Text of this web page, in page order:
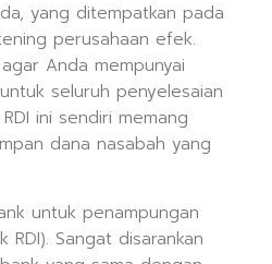
yang ditempatkan pada
perusahaan efek.
Anda mempunyai
seluruh penyelesaian
ini sendiri memang
dana nasabah yang
untuk penampungan
Sangat disarankan